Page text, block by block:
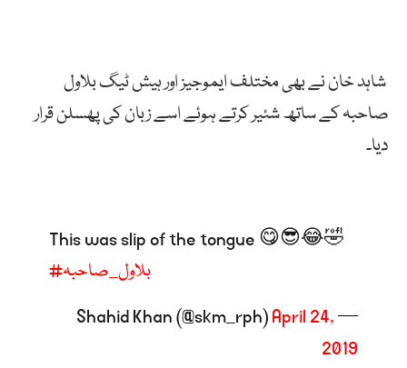
شاہدخاننےبھیمختلفایموجیزاورہیشٹیگبلاول
صاحبہکےساتھشئیرکرتےہوئےاسےزبانکیپھسلنقرار
دیا۔
This was slip of the tongue 😋😎😂🤣
#بلاول_صاحبہ
— Shahid Khan (@skm_rph)
April 24,
2019